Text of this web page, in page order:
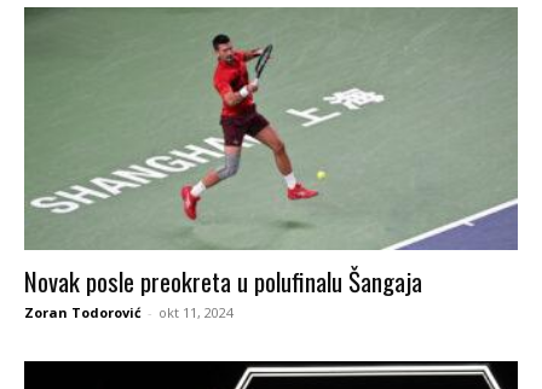
Novak posle preokreta u polufinalu Šangaja
Zoran Todorović - okt 11, 2024